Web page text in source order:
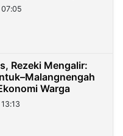
Rezeki Mengalir:
Warga